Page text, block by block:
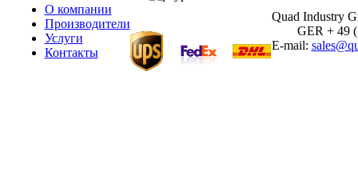
О компании
Производители
Услуги
Контакты
Quad Industry
GER + 49
E-mail: